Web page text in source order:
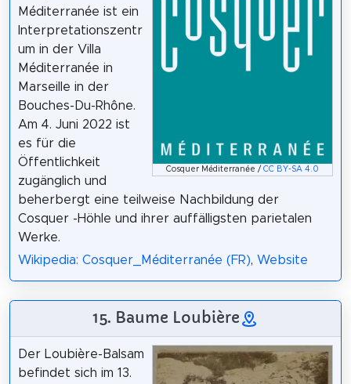
Cosquer Méditerranée /CC BY-SA 4.0
Méditerranée ist ein
Interpretationszentr
um in der Villa
Méditerranée in
Marseille in der
Bouches-Du-Rhône.
Am 4. Juni 2022 ist
es für die
Öffentlichkeit
zugänglich und
beherbergt eine teilweise Nachbildung der
Cosquer -Höhle und ihrer auffälligsten parietalen
Werke.
Wikipedia: Cosquer_Méditerranée (FR), Website
15. Baume Loubière
Der Loubière-Balsam
befindet sich im 13.